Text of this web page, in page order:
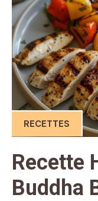
RECETTES
Recette
Buddha